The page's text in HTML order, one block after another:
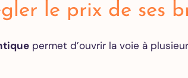
le prix de ses
permet d’ouvrir la voie à